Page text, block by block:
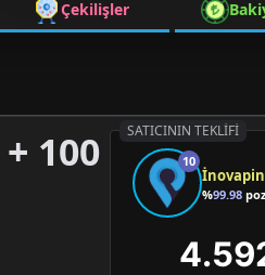
Çekilişler
100
SATICININ TEKLIFI
10
İnovapin
%99.98